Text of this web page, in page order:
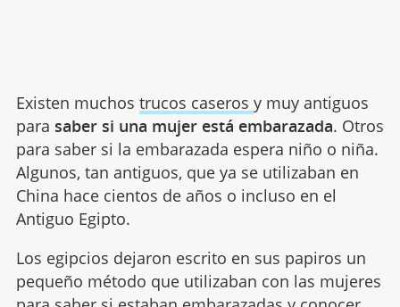
Existen muchos trucos caseros y muy antiguos
para saber si una mujer está embarazada. Otros
para saber si la embarazada espera niño o niña.
Algunos, tan antiguos, que ya se utilizaban en
China hace cientos de años o incluso en el
Antiguo Egipto.
Los egipcios dejaron escrito en sus papiros un
pequeño método que utilizaban con las mujeres